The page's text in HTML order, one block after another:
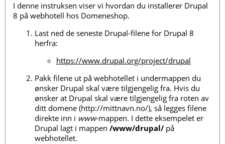
I denne instruksen viser vi hvordan du installerer Drupal
8 på webhotell hos Domeneshop.
Last ned de seneste Drupal-filene for Drupal 8
herfra:
https://www.drupal.org/project/drupal
Pakk filene ut på webhotellet i undermappen du
ønsker Drupal skal være tilgjengelig fra. Hvis du
ønsker at Drupal skal være tilgjengelig fra roten av
ditt domene (http://mittnavn.no/), så legges filene
direkte inn i www-mappen. I dette eksempelet er
Drupal lagt i mappen /www/drupal/ på
webhotellet.